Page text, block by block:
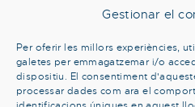
Gestionar el
Per oferir les millors experiències,
galetes per emmagatzemar i/o
dispositiu. El consentiment
processar dades com ara el